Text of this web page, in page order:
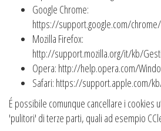
Google Chrome:
https://support.google.com/
Mozilla Firefox:
http://support.mozilla.org/it/kb/
Opera: http://help.opera.com/
Safari: https://support.apple.com/
É possibile comunque cancellare i cookies
'pulitori' di terze parti, quali ad esempio